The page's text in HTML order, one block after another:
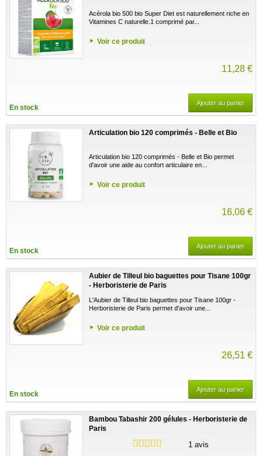
Acérola bio 500 bio Super Diet est naturellement riche en
Vitamines C naturelle.1 comprimé par...
Voir ce produit
11,28 €
En stock
Ajouter au panier
Articulation bio 120 comprimés - Belle et Bio
Articulation bio 120 comprimés - Belle et Bio permet
d'avoir une aide au confort articulaire en...
Voir ce produit
16,06 €
En stock
Ajouter au panier
Aubier de Tilleul bio baguettes pour Tisane 100gr
- Herboristerie de Paris
L'Aubier de Tilleul bio baguettes pour Tisane 100gr -
Herboristerie de Paris permet d'avoir une...
Voir ce produit
26,51 €
En stock
Ajouter au panier
Bambou Tabashir 200 gélules - Herboristerie de
Paris
1 avis